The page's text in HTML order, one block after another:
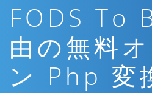
FODS To
由の無料
ン Php 変